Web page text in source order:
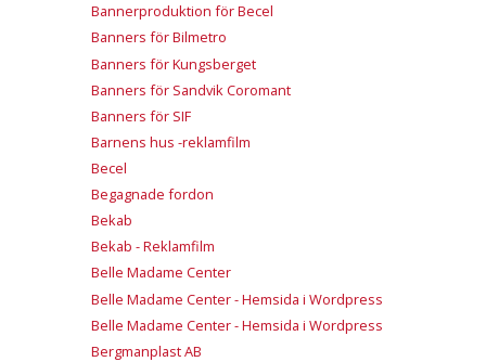
Bannerproduktion för Becel
Banners för Bilmetro
Banners för Kungsberget
Banners för Sandvik Coromant
Banners för SIF
Barnens hus -reklamfilm
Becel
Begagnade fordon
Bekab
Bekab - Reklamfilm
Belle Madame Center
Belle Madame Center - Hemsida i Wordpress
Belle Madame Center - Hemsida i Wordpress
Bergmanplast AB